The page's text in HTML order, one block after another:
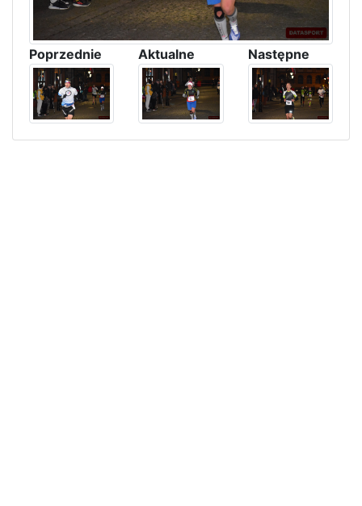
Poprzednie Aktualne Następne